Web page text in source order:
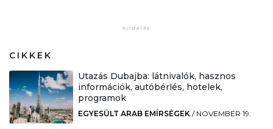
CIKKEK
Utazás Dubajba: látnivalók, hasznos
információk, autóbérlés, hotelek,
programok
EGYESÜLT ARAB EMÍRSÉGEK / NOVEMBER 19.